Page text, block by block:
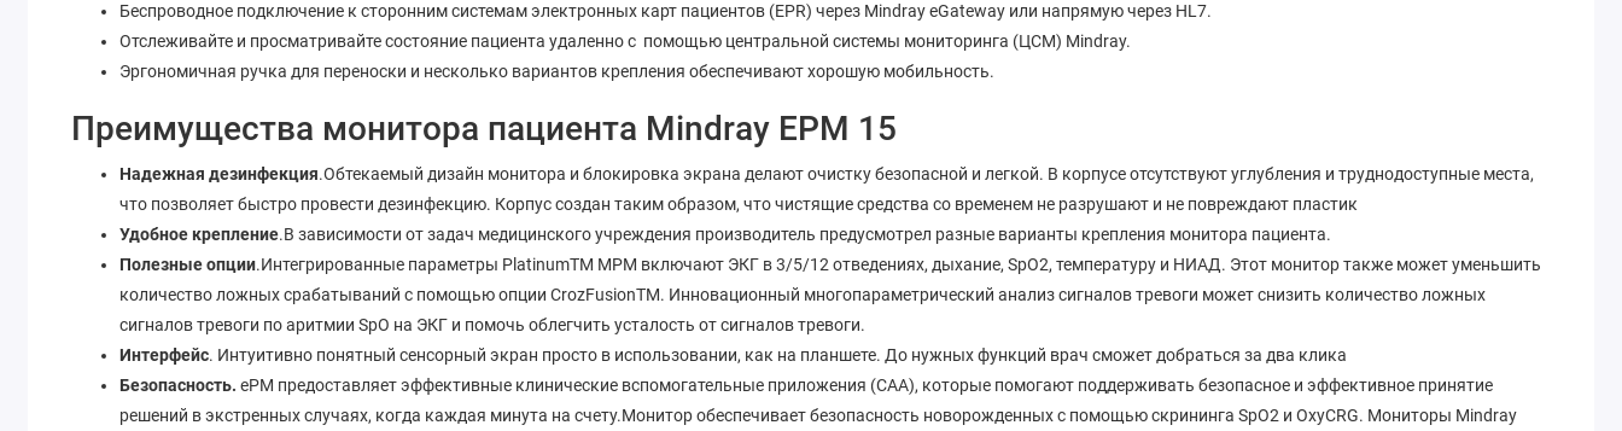
Беспроводное подключение к сторонним системам электронных карт пациентов (EPR) через Mindray eGateway или напрямую через HL7.
Отслеживайте и просматривайте состояние пациента удаленно с помощью центральной системы мониторинга (ЦСМ) Mindray.
Эргономичная ручка для переноски и несколько вариантов крепления обеспечивают хорошую мобильность.
Преимущества монитора пациента Mindray EPM 15
Надежная дезинфекция.Обтекаемый дизайн монитора и блокировка экрана делают очистку безопасной и легкой. В корпусе отсутствуют углубления и труднодоступные места,
что позволяет быстро провести дезинфекцию. Корпус создан таким образом, что чистящие средства со временем не разрушают и не повреждают пластик
Удобное крепление.В зависимости от задач медицинского учреждения производитель предусмотрел разные варианты крепления монитора пациента.
Полезные опции.Интегрированные параметры PlatinumTM MPM включают ЭКГ в 3/5/12 отведениях, дыхание, SpO2, температуру и НИАД. Этот монитор также может уменьшить
количество ложных срабатываний с помощью опции CrozFusionTM. Инновационный многопараметрический анализ сигналов тревоги может снизить количество ложных
сигналов тревоги по аритмии SpO на ЭКГ и помочь облегчить усталость от сигналов тревоги.
Интерфейс. Интуитивно понятный сенсорный экран просто в использовании, как на планшете. До нужных функций врач сможет добраться за два клика
Безопасность. ePM предоставляет эффективные клинические вспомогательные приложения (CAA), которые помогают поддерживать безопасное и эффективное принятие
решений в экстренных случаях, когда каждая минута на счету.Монитор обеспечивает безопасность новорожденных с помощью скрининга SpO2 и OxyCRG. Мониторы Mindray